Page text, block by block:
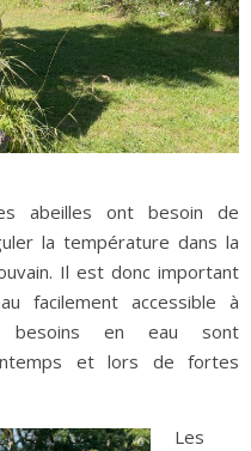
abeilles ont besoin de
la température dans la
Il est donc important
facilement accessible à
besoins en eau sont
et lors de fortes
Les